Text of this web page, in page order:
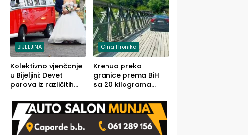
BIJELJINA
Kolektivno vjenčanje
u Bijeljini: Devet
parova iz različitih
izgovorilo
sudbonosno da
Crna Hronika
Krenuo preko
granice prema BiH
sa 20 kilograma
u automobilu